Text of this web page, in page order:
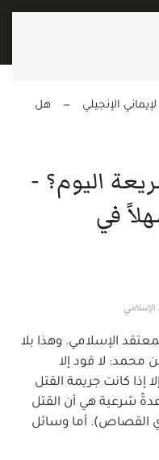
الإنجيلي
هل
اليوم؟ -
في
الإسلامي. وهذا بلا
لا قود إلا
كانت جريمة القتل
شرعية هي أن القتل
القصاص). أما وسائل